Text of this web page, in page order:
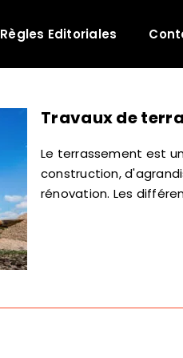
Règles Editoriales
Travaux de
Le terrassement est
construction,
rénovation. Les